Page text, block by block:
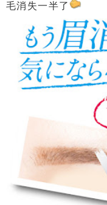
毛消失一半了